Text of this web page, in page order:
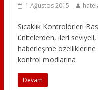
1 Ağustos 2015
Sıcaklık Kontrolörleri
ünitelerden, ileri
haberleşme
kontrol modlarına
Devam